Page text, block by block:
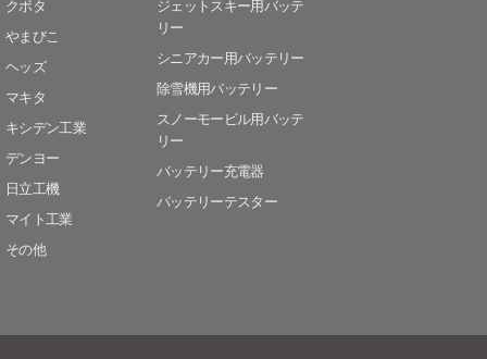
クボタ
やまびこ
ヘッズ
マキタ
キシデン工業
デンヨー
日立工機
マイト工業
その他
ジェットスキー用バッテ
リー
シニアカー用バッテリー
除雪機用バッテリー
スノーモービル用バッテ
リー
バッテリー充電器
バッテリーテスター